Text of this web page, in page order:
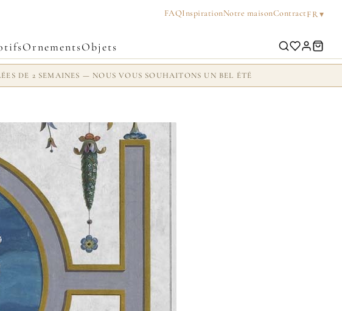
FAQInspirationNotre maisonContractFR▾
OrnementsObjets
DE 2 SEMAINES — NOUS VOUS SOUHAITONS UN BEL ÉTÉ